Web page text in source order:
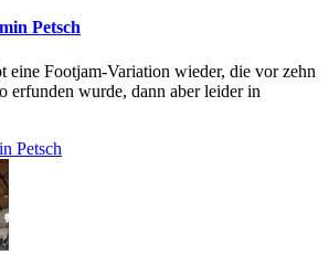
Petsch
eine Footjam-Variation wieder, die vor zehn
erfunden wurde, dann aber leider in
Petsch